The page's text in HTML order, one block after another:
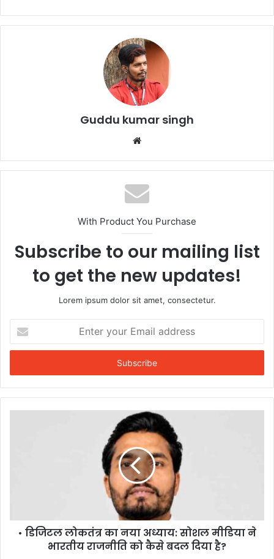
c
e
itt
er
ai
l
at
s
A
p
p
ar
e
Guddu kumar singh
Website
With Product You Purchase
Subscribe to our mailing list
to get the new updates!
Lorem ipsum dolor sit amet, consectetur.
your
Email
• डिजिटल लोकतंत्र का नया अध्याय: सोशल मीडिया ने
भारतीय राजनीति को कैसे बदल दिया है?